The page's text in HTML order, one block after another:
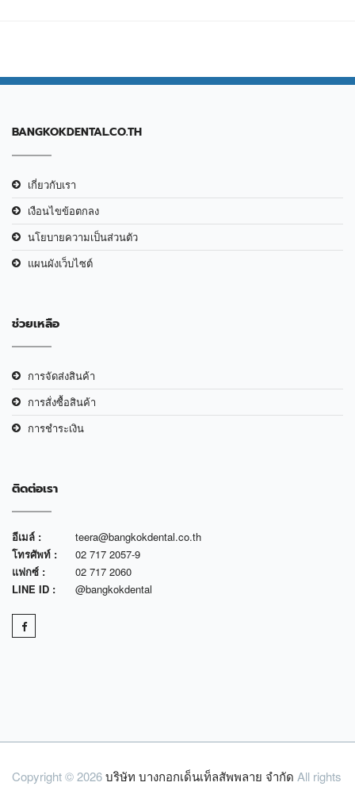
BANGKOKDENTAL.CO.TH
เกี่ยวกับเรา
เงือนไขข้อตกลง
นโยบายความเป็นส่วนตัว
แผนผังเว็บไซต์
ช่วยเหลือ
การจัดส่งสินค้า
การสั่งซื้อสินค้า
การชำระเงิน
ติดต่อเรา
อีเมล์ :
teera@bangkokdental.co.th
โทรศัพท์ :
02 717 2057-9
แฟกซ์ :
02 717 2060
LINE ID :
@bangkokdental
Copyright © 2026บริษัท บางกอกเด็นเท็ลสัพพลาย จำกัด All rights